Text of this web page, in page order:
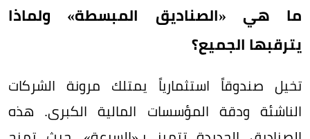
ما هي «الصناديق المبسطة» ولماذا
يترقبها الجميع؟
تخيل صندوقاً استثمارياً يمتلك مرونة الشركات
الناشئة ودقة المؤسسات المالية الكبرى. هذه